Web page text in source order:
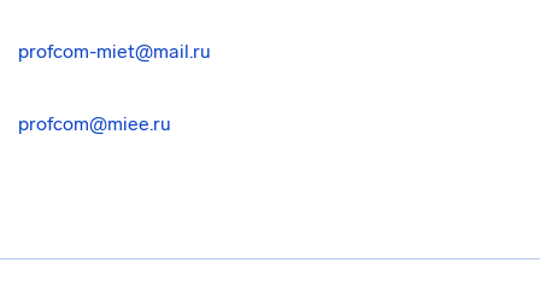
profcom-miet@mail.ru
profcom@miee.ru